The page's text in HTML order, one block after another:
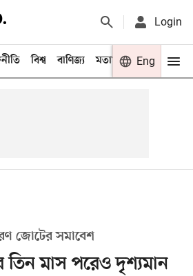
Login
বিশ্ব বাণিজ্য মতামত খেলা
Eng
জোটের সমাবেশ
তিন মাস পরেও দৃশ্যমান